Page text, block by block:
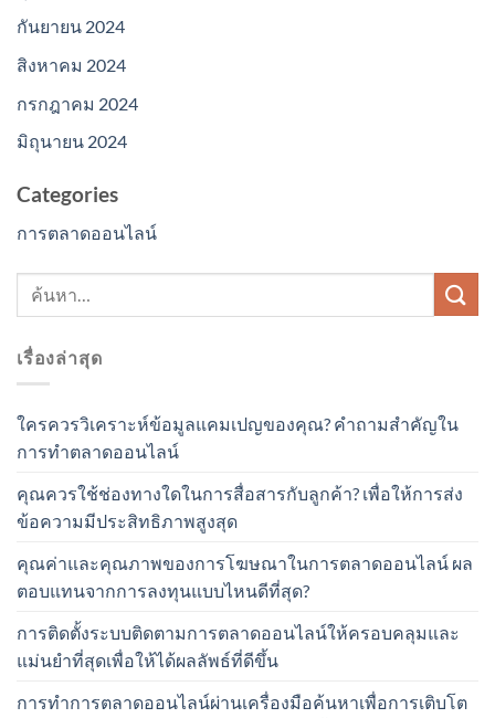
กันยายน 2024
สิงหาคม 2024
กรกฎาคม 2024
มิถุนายน 2024
Categories
การตลาดออนไลน์
เรื่องล่าสุด
ใครควรวิเคราะห์ข้อมูลแคมเปญของคุณ? คำถามสำคัญใน
การทำตลาดออนไลน์
คุณควรใช้ช่องทางใดในการสื่อสารกับลูกค้า? เพื่อให้การส่ง
ข้อความมีประสิทธิภาพสูงสุด
คุณค่าและคุณภาพของการโฆษณาในการตลาดออนไลน์ ผล
ตอบแทนจากการลงทุนแบบไหนดีที่สุด?
การติดตั้งระบบติดตามการตลาดออนไลน์ให้ครอบคลุมและ
แม่นยำที่สุดเพื่อให้ได้ผลลัพธ์ที่ดีขึ้น
การทำการตลาดออนไลน์ผ่านเครื่องมือค้นหาเพื่อการเติบโต